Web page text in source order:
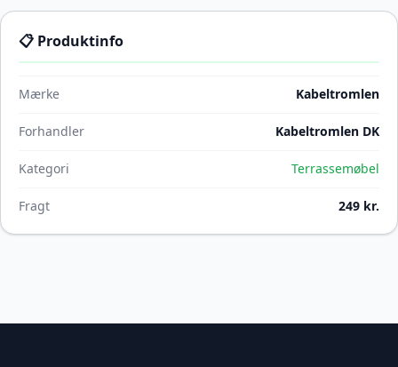
📋 Produktinfo
Mærke Kabeltromlen
Forhandler Kabeltromlen DK
Kategori Terrassemøbel
Fragt 249 kr.